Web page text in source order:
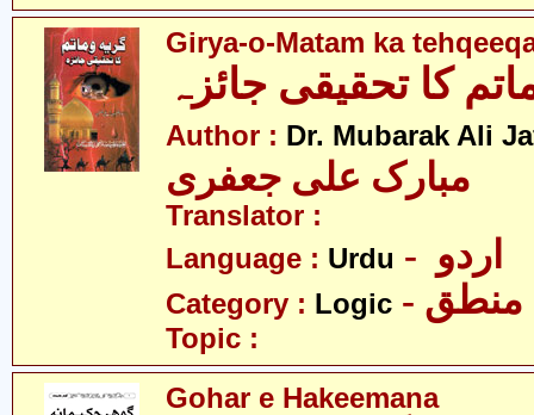
Girya-o-Matam ka
Author : Dr. Mubarak Ali
مبارک علی جعفری
Translator :
Language : Urdu
Category : Logic - منطق
Topic :
Gohar e Hakeemana